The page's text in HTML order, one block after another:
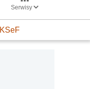
Serwisy
KSeF